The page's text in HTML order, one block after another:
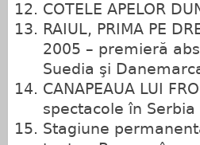
COTELE APELOR
RAIUL, PRIMA PE
2005 – premieră
Suedia şi
CANAPEAUA LUI
spectacole în Serbia
Stagiune